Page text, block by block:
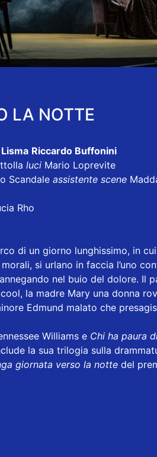
LA NOTTE
Riccardo Buffonini
luci Mario Loprevite
Scandale assistente scene
Rho
di un giorno lunghissimo, in
si urlano in faccia l’uno
nel buio del dolore. Il
la madre Mary una donna
Edmund malato che
Williams e Chi ha paura
la sua trilogia sulla
giornata verso la notte del